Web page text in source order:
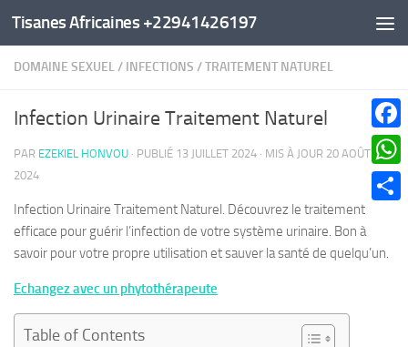
Au dessous du contenu
Tisanes Africaines +22941426197
DOMAINE SEXUEL/ INFECTIONS /TRAITEMENT NATUREL
Infection Urinaire Traitement Naturel
PAR EZEKIEL HONVOU · PUBLIÉ 13 JUILLET 2024 · MIS À JOUR 20 AOÛT
2024
Infection Urinaire Traitement Naturel. Découvrez le traitement
efficace pour guérir l’infection de votre système urinaire. Bon à
savoir pour votre propre utilisation et sauver la santé de quelqu’un.
Echangez avec un phytothérapeute
Table of Contents